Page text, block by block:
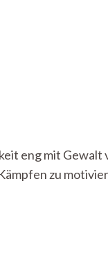
eng mit Gewalt
zu